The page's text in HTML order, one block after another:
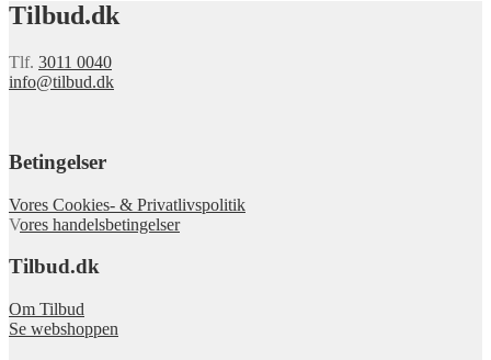
Tilbud.dk
Tlf. 3011 0040
info@tilbud.dk
Betingelser
Vores Cookies- & Privatlivspolitik
Vores handelsbetingelser
Tilbud.dk
Om Tilbud
Se webshoppen